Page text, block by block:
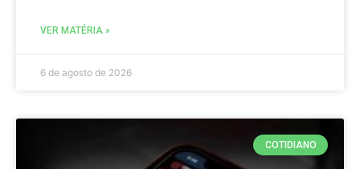
VER MATÉRIA »
6 de agosto de 2026
COTIDIANO